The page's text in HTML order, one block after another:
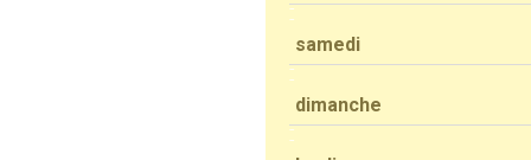
samedi
dimanche